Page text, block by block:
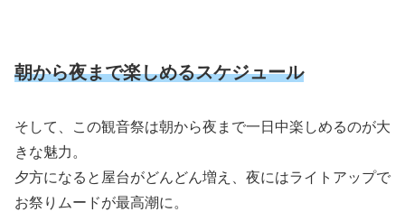
朝から夜まで楽しめるスケジュール
そして、この観音祭は朝から夜まで一日中楽しめるのが大
きな魅力。
夕方になると屋台がどんどん増え、夜にはライトアップで
お祭りムードが最高潮に。